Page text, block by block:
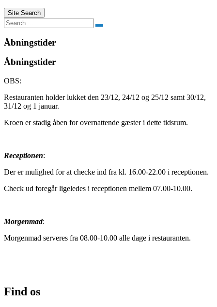
Site Search
Search
Åbningstider
Åbningstider
OBS:
Restauranten holder lukket den 23/12, 24/12 og 25/12 samt 30/12,
31/12 og 1 januar.
Kroen er stadig åben for overnattende gæster i dette tidsrum.
Receptionen:
Der er mulighed for at checke ind fra kl. 16.00-22.00 i receptionen.
Check ud foregår ligeledes i receptionen mellem 07.00-10.00.
Morgenmad:
Morgenmad serveres fra 08.00-10.00 alle dage i restauranten.
Find os